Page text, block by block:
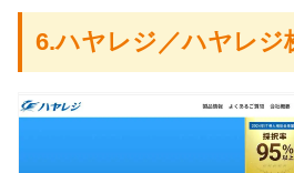
6.ハヤレジ／ハヤレジ